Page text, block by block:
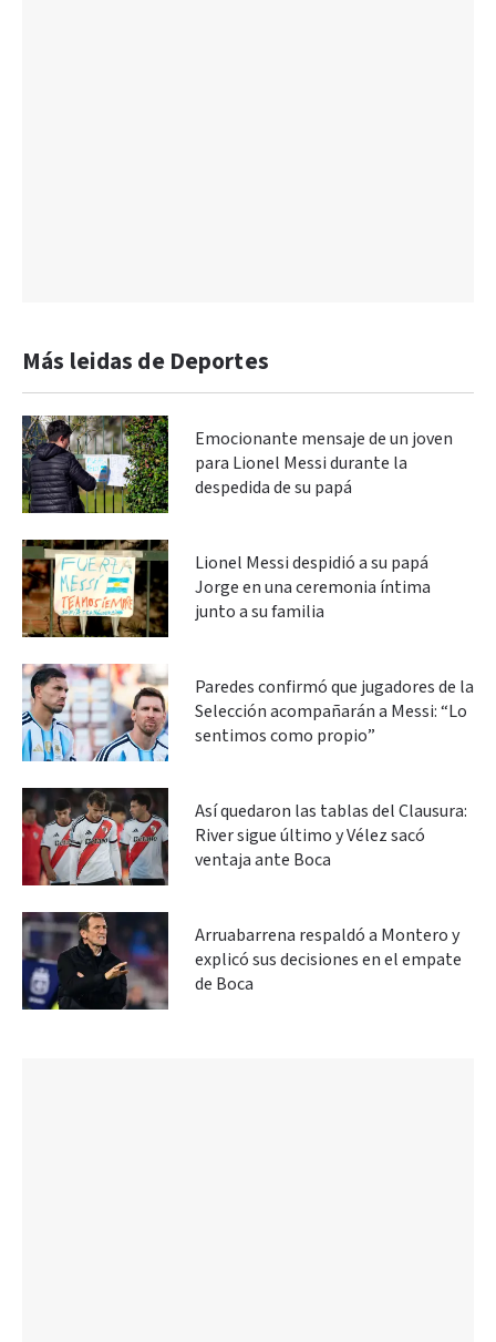
Más leidas de Deportes
Emocionante mensaje de un joven
para Lionel Messi durante la
despedida de su papá
Lionel Messi despidió a su papá
Jorge en una ceremonia íntima
junto a su familia
Paredes confirmó que jugadores de la
Selección acompañarán a Messi: “Lo
sentimos como propio”
Así quedaron las tablas del Clausura:
River sigue último y Vélez sacó
ventaja ante Boca
Arruabarrena respaldó a Montero y
explicó sus decisiones en el empate
de Boca